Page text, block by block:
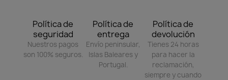
Política de
seguridad
Nuestros pagos
son 100% seguros.
Política de
entrega
Envío peninsular,
Islas Baleares y
Portugal.
Política de
devolución
Tienes 24 horas
para hacer la
reclamación,
siempre y cuando